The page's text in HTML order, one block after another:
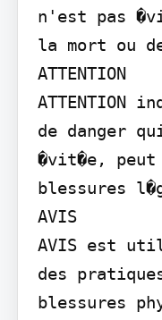
n'est pas
la mort ou
ATTENTION
ATTENTION
de danger
�vit�e, peut
blessures
AVIS
AVIS est
des
blessures